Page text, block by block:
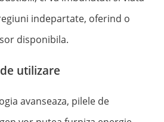
indepartate, oferind o
disponibila.
utilizare
avanseaza, pilele de